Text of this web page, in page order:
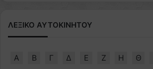
ΛΕΞΙΚΟ ΑΥΤΟΚΙΝΗΤΟΥ
Α Β Γ Δ Ε Ζ Η Θ